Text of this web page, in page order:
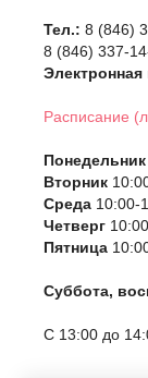
Тел.: 8 (846)
8 (846) 337-
Электронная
Расписание
Понедельник
Вторник
Среда 10:00-
Четверг
Пятница
Суббота,
С 13:00 до